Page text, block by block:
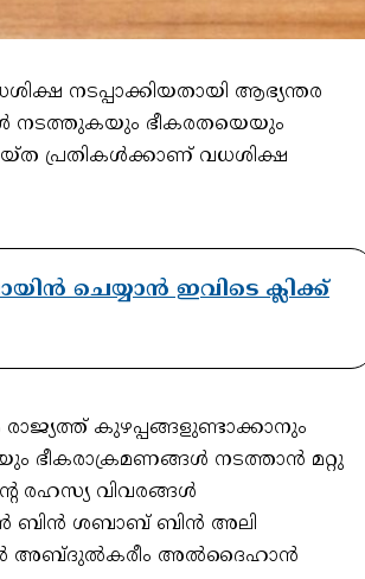
നടപ്പാക്കിയതായി ആഭ്യന്തര
നടത്തുകയും ഭീകരതയെയും
പ്രതികൾക്കാണ് വധശിക്ഷ
ചെയ്യാൻ ഇവിടെ ക്ലിക്ക്
കുഴപ്പങ്ങളുണ്ടാക്കാനും
ഭീകരാക്രമണങ്ങള്‍ നടത്താന്‍ മറ്റു
രഹസ്യ വിവരങ്ങള്‍
ബിന്‍ ശബാബ് ബിന്‍ അലി
അബ്ദുല്‍കരീം അല്‍ദൈഹാന്‍